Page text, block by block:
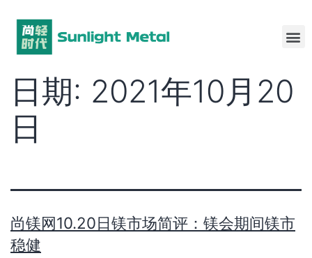
日期: 2021年10月20
日
​尚镁网10.20日镁市场简评：镁会期间镁市
稳健